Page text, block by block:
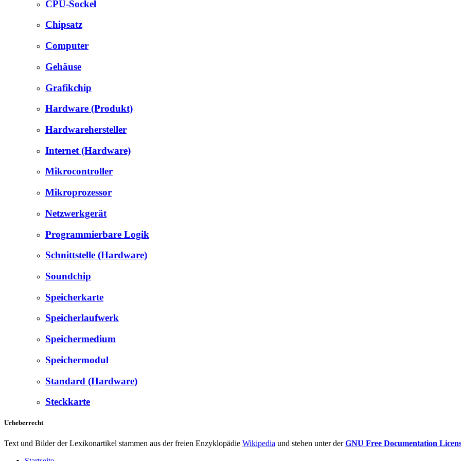
CPU-Sockel
Chipsatz
Computer
Gehäuse
Grafikchip
Hardware (Produkt)
Hardwarehersteller
Internet (Hardware)
Mikrocontroller
Mikroprozessor
Netzwerkgerät
Programmierbare Logik
Schnittstelle (Hardware)
Soundchip
Speicherkarte
Speicherlaufwerk
Speichermedium
Speichermodul
Standard (Hardware)
Steckkarte
Urheberrecht
Text und Bilder der Lexikonartikel stammen aus der freien Enzyklopädie Wikipedia und stehen unter derGNU Free Documentation